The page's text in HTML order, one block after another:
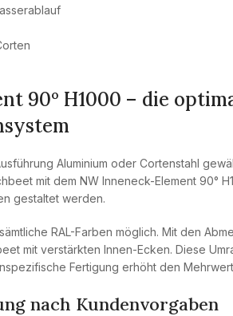
90º H1000 – die
Aluminium oder Cortenstahl
mit dem NW Inneneck-Element 90°
gestaltet werden.
RAL-Farben möglich. Mit den
mit verstärkten Innen-Ecken. Diese
Fertigung erhöht den
nach Kundenvorgaben